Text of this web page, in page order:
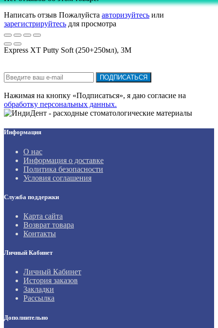
Написать отзыв Пожалуйста авторизуйтесь или
зарегистрируйтесь для просмотра
Express XT Putty Soft (250+250мл), 3М
ПОДПИСАТЬСЯ
Нажимая на кнопку «Подписаться», я даю cогласие на
обработку персональных данных.
Информация
О нас
Информация о доставке
Политика безопасности
Условия соглашения
Служба поддержки
Карта сайта
Возврат товара
Контакты
Личный Кабинет
Личный Кабинет
История заказов
Закладки
Рассылка
Дополнительно